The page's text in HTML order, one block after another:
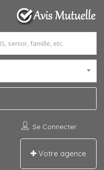
Se Connecter
Votre agence